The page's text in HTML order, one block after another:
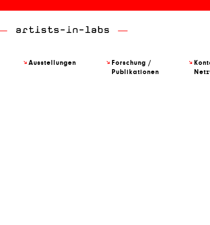
Ausstellungen
Forschung /
Publikationen